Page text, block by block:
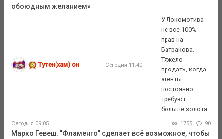
обоюдным желанием»
Тутен(хам) он Сегодня 11:40
У Локомотива
не все 100%
прав на
Батракова.
Тяжело
продать, когда
агенты
постоянно
требуют
больше золота.
Сегодня 09:05 1755 90
Марко Гевеш: "Фламенго" сделает всё возможное, чтобы